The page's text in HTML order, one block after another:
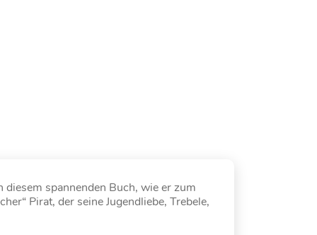
spannenden Buch, wie er zum
Pirat, der seine Jugendliebe, Trebele,